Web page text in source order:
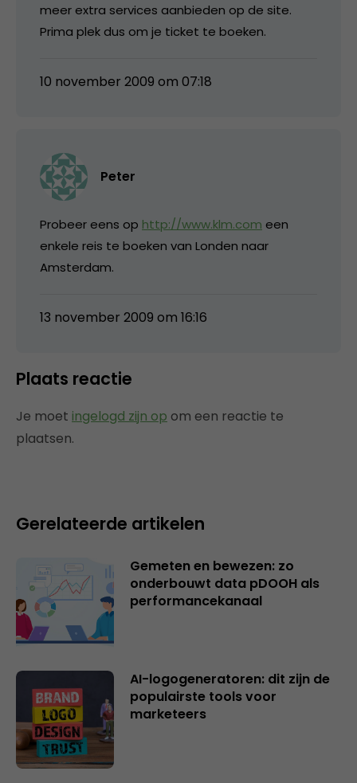
meer extra services aanbieden op de site.
Prima plek dus om je ticket te boeken.
10 november 2009 om 07:18
Peter
Probeer eens op http://www.klm.com een
enkele reis te boeken van Londen naar
Amsterdam.
13 november 2009 om 16:16
Plaats reactie
Je moet ingelogd zijn op om een reactie te
plaatsen.
Gerelateerde artikelen
Gemeten en bewezen: zo
onderbouwt data pDOOH als
performancekanaal
AI-logogeneratoren: dit zijn de
populairste tools voor
marketeers